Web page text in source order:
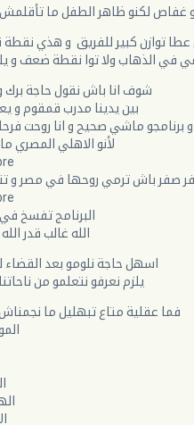
غفاص لكنو ظاهر الطفل ما
عطا توازن كبير للفريق و هذي نقطة
في الذهاب ولا توا نقطة ضعف و
شوف انا باش نقول حاجة برك
بين يدينا مدرب قمقوم و
برنامجو ماشي صحيح و انا روحت
لأنو الاهلي المصري
صفر باش ترمي روحها في مصر و
البرنامج تفسخ في 4 دقايق
الله غالب قدر
اسهل حاجة نلومو بعد القضاء
يلزم نعرفو نتعلمو من
فما عقلية متاع تبهليل ما